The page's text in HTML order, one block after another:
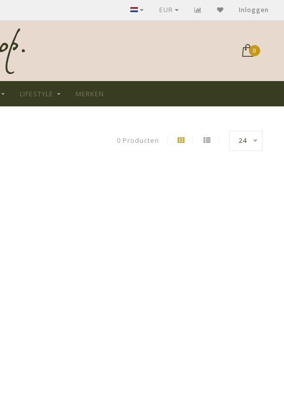
GRATIS verzending bij aankoop > €75,-
EUR Inloggen
0
LIFESTYLE MERKEN
0 Producten 24